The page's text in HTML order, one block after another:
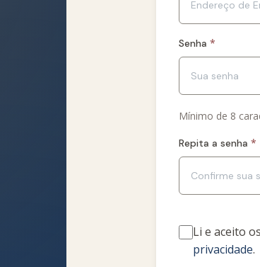
Senha *
Mínimo de 8
Repita a senha *
Li e aceito os
privacidade.